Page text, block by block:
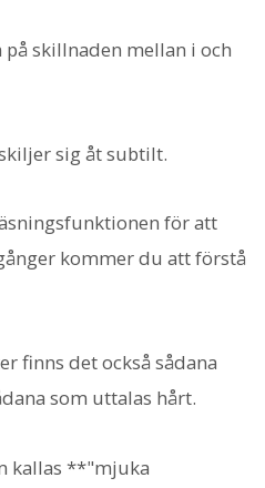
skillnaden mellan і och
sig åt subtilt.
för att
kommer du att förstå
finns det också sådana
som uttalas hårt.
kallas **"mjuka